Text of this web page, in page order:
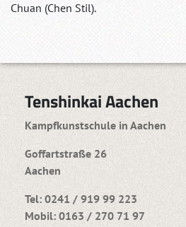
Chuan (Chen Stil).
Tenshinkai Aachen
Kampfkunstschule in Aachen
Goffartstraße 26
Aachen
Tel: 0241 / 919 99 223
Mobil: 0163 / 270 71 97